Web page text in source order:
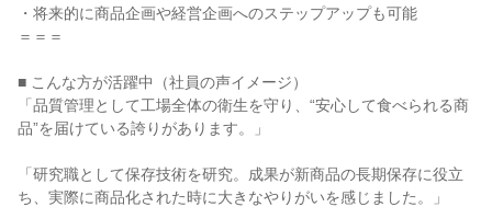
・将来的に商品企画や経営企画へのステップアップも可能
＝＝＝
■ こんな方が活躍中（社員の声イメージ）
「品質管理として工場全体の衛生を守り、“安心して食べられる商
品”を届けている誇りがあります。」
「研究職として保存技術を研究。成果が新商品の長期保存に役立
ち、実際に商品化された時に大きなやりがいを感じました。」